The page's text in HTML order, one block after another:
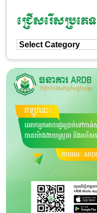
ជ្រើសរើសប្រភេទ
ជ្រើសរើស
ប្រភេទ